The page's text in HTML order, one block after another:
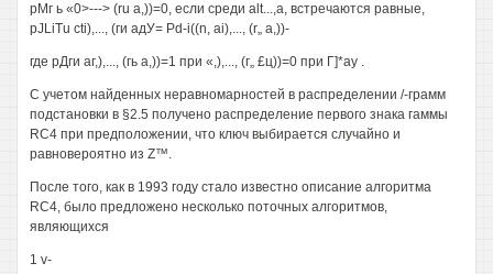
рМг ь «0>---> (ru а,))=0, если среди alt...,a, встречаются равные,
pJLiTu cti),..., (ги адУ= Pd-i((n, ai),..., (r„ а,))-
где рДги аг,),..., (гь а,))=1 при «,),..., (г„ £ц))=0 при Г]*ау .
С учетом найденных неравномарностей в распределении /-грамм
подстановки в §2.5 получено распределение первого знака гаммы
RC4 при предположении, что ключ выбирается случайно и
равновероятно из Z™.
После того, как в 1993 году стало известно описание алгоритма
RC4, было предложено несколько поточных алгоритмов,
являющихся
1 v-